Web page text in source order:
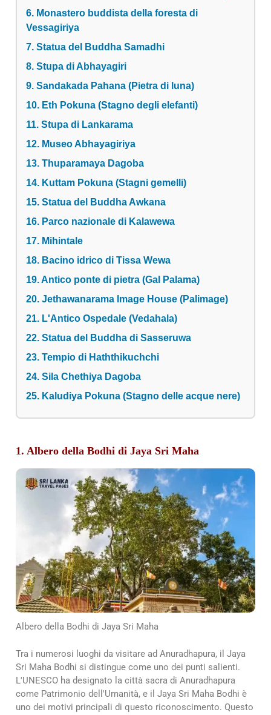
6. Monastero buddista della foresta di
Vessagiriya
7. Statua del Buddha Samadhi
8. Stupa di Abhayagiri
9. Sandakada Pahana (Pietra di luna)
10. Eth Pokuna (Stagno degli elefanti)
11. Stupa di Lankarama
12. Museo Abhayagiriya
13. Thuparamaya Dagoba
14. Kuttam Pokuna (Stagni gemelli)
15. Statua del Buddha Awkana
16. Parco nazionale di Kalawewa
17. Mihintale
18. Bacino idrico di Tissa Wewa
19. Antico ponte di pietra (Gal Palama)
20. Jethawanarama Image House (Palimage)
21. L'Antico Ospedale (Vedahala)
22. Statua del Buddha di Sasseruwa
23. Tempio di Haththikuchchi
24. Sila Chethiya Dagoba
25. Kaludiya Pokuna (Stagno delle acque nere)
1. Albero della Bodhi di Jaya Sri Maha
Albero della Bodhi di Jaya Sri Maha
Tra i numerosi luoghi da visitare ad Anuradhapura, il Jaya
Sri Maha Bodhi si distingue come uno dei punti salienti.
L'UNESCO ha designato la città sacra di Anuradhapura
come Patrimonio dell'Umanità, e il Jaya Sri Maha Bodhi è
uno dei motivi principali di questo riconoscimento. Questo